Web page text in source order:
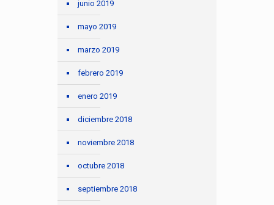
junio 2019
mayo 2019
marzo 2019
febrero 2019
enero 2019
diciembre 2018
noviembre 2018
octubre 2018
septiembre 2018